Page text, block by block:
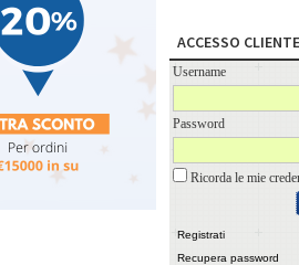
ACCESSO CLIENTE
Username
Password
Ricorda le mie
Registrati
Recupera password